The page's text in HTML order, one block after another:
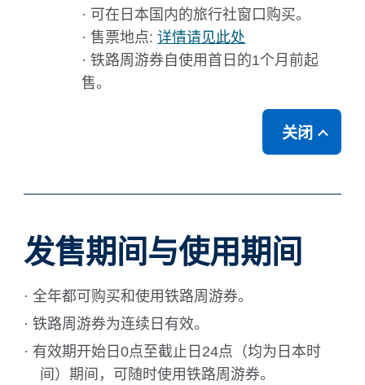
· 可在日本国内的旅行社窗口购买。
· 售票地点:详情请见此处
· 铁路周游券自使用首日的1个月前起
售。
关闭
发售期间与使用期间
· 全年都可购买和使用铁路周游券。
· 铁路周游券为连续日有效。
· 有效期开始日0点至截止日24点（均为日本时
间）期间，可随时使用铁路周游券。